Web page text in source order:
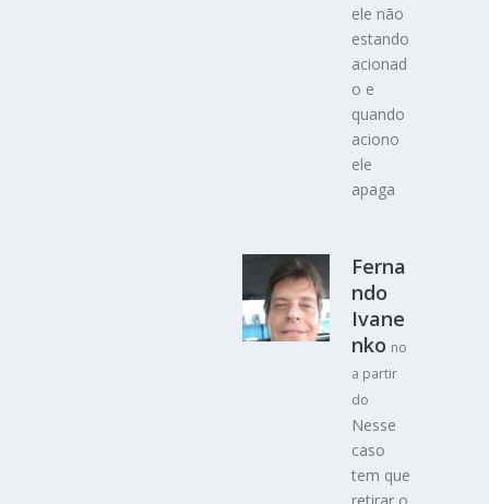
ele não
estando
acionad
o e
quando
aciono
ele
apaga
Ferna
ndo
Ivane
nko no
a partir
do
Nesse
caso
tem que